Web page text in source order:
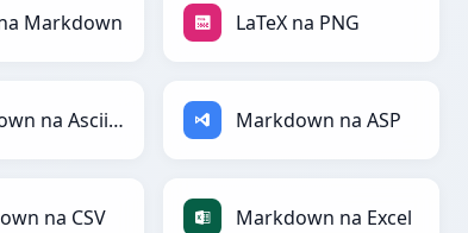
Markdown LaTeX na PNG
Markdown na AsciiDoc Markdown na ASP
na CSV Markdown na Excel